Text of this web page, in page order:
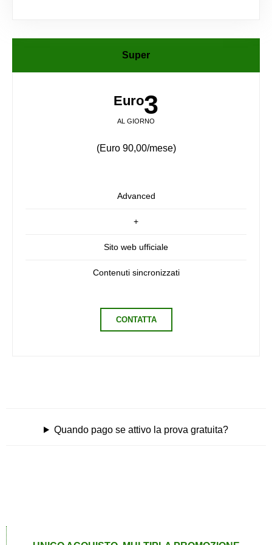
Super
Euro3
AL GIORNO
(Euro 90,00/mese)
Advanced
+
Sito web ufficiale
Contenuti sincronizzati
CONTATTA
Quando pago se attivo la prova gratuita?